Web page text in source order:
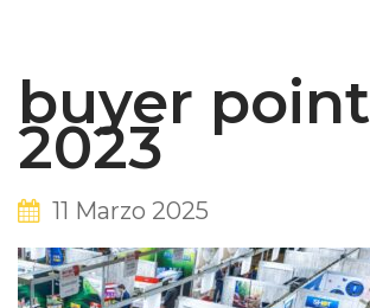
buyer point
2023
11 Marzo 2025